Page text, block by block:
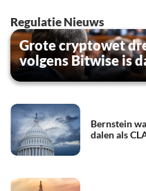
Regulatie Nieuws
Grote cryptowet
volgens Bitwise is
Bernstein
dalen als